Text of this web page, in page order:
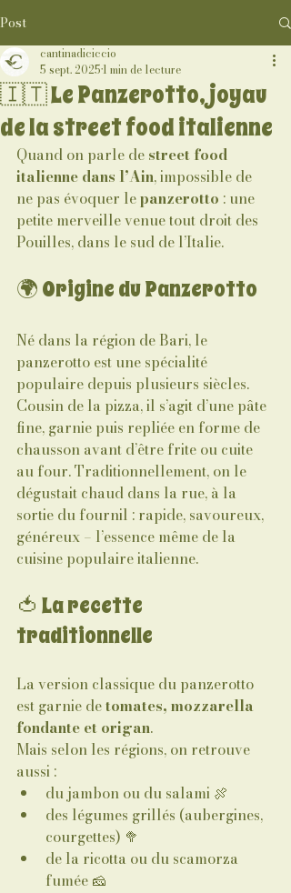
Post
🇮🇹 Le Panzerotto, joyau
de la street food italienne
cantinadiciccio
5 sept. 20251 min de lecture
Quand on parle de street food
italienne dans l’Ain, impossible de
ne pas évoquer le panzerotto : une
petite merveille venue tout droit des
Pouilles, dans le sud de l’Italie.
🌍 Origine du Panzerotto
Né dans la région de Bari, le
panzerotto est une spécialité
populaire depuis plusieurs siècles.
Cousin de la pizza, il s’agit d’une pâte
fine, garnie puis repliée en forme de
chausson avant d’être frite ou cuite
au four. Traditionnellement, on le
dégustait chaud dans la rue, à la
sortie du fournil : rapide, savoureux,
généreux – l’essence même de la
cuisine populaire italienne.
🍅 La recette
traditionnelle
La version classique du panzerotto
est garnie de tomates, mozzarella
fondante et origan.
Mais selon les régions, on retrouve
aussi :
du jambon ou du salami 🍖
des légumes grillés (aubergines,
courgettes) 🥦
de la ricotta ou du scamorza
fumée 🧀